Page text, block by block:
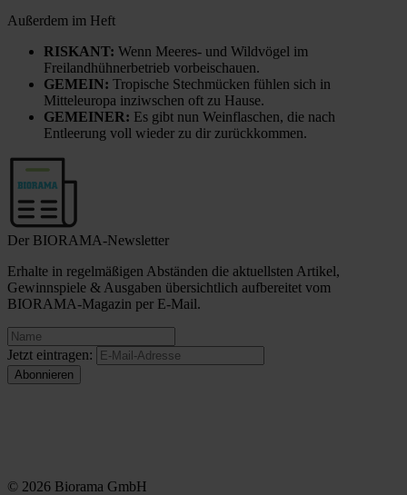
Außerdem im Heft
RISKANT: Wenn Meeres- und Wildvögel im
Freilandhühnerbetrieb vorbeischauen.
GEMEIN: Tropische Stechmücken fühlen sich in
Mitteleuropa inziwschen oft zu Hause.
GEMEINER: Es gibt nun Weinflaschen, die nach
Entleerung voll wieder zu dir zurückkommen.
Der BIORAMA-Newsletter
Erhalte in regelmäßigen Abständen die aktuellsten Artikel,
Gewinnspiele & Ausgaben übersichtlich aufbereitet vom
BIORAMA-Magazin per E-Mail.
Jetzt eintragen:
© 2026 Biorama GmbH